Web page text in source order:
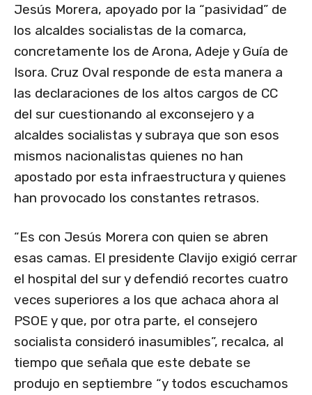
Jesús Morera, apoyado por la “pasividad” de
los alcaldes socialistas de la comarca,
concretamente los de Arona, Adeje y Guía de
Isora. Cruz Oval responde de esta manera a
las declaraciones de los altos cargos de CC
del sur cuestionando al exconsejero y a
alcaldes socialistas y subraya que son esos
mismos nacionalistas quienes no han
apostado por esta infraestructura y quienes
han provocado los constantes retrasos.
“Es con Jesús Morera con quien se abren
esas camas. El presidente Clavijo exigió cerrar
el hospital del sur y defendió recortes cuatro
veces superiores a los que achaca ahora al
PSOE y que, por otra parte, el consejero
socialista consideró inasumibles”, recalca, al
tiempo que señala que este debate se
produjo en septiembre “y todos escuchamos